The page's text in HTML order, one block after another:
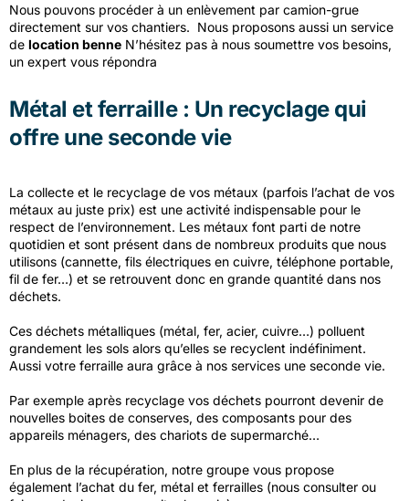
Nous pouvons procéder à un enlèvement par camion-grue
directement sur vos chantiers. Nous proposons aussi un service
de location benne N’hésitez pas à nous soumettre vos besoins,
un expert vous répondra
Métal et ferraille : Un recyclage qui
offre une seconde vie
La collecte et le recyclage de vos métaux (parfois l’achat de vos
métaux au juste prix) est une activité indispensable pour le
respect de l’environnement. Les métaux font parti de notre
quotidien et sont présent dans de nombreux produits que nous
utilisons (cannette, fils électriques en cuivre, téléphone portable,
fil de fer…) et se retrouvent donc en grande quantité dans nos
déchets.
Ces déchets métalliques (métal, fer, acier, cuivre…) polluent
grandement les sols alors qu’elles se recyclent indéfiniment.
Aussi votre ferraille aura grâce à nos services une seconde vie.
Par exemple après recyclage vos déchets pourront devenir de
nouvelles boites de conserves, des composants pour des
appareils ménagers, des chariots de supermarché…
En plus de la récupération, notre groupe vous propose
également l’achat du fer, métal et ferrailles (nous consulter ou